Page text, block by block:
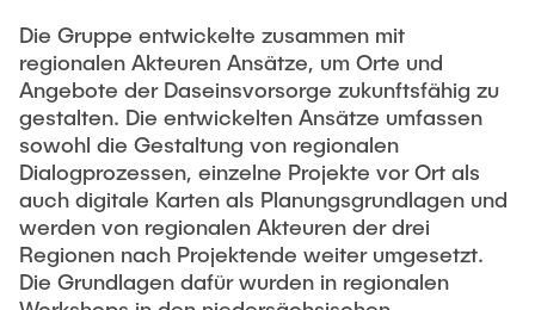
Die Gruppe entwickelte zusammen mit
regionalen Akteuren Ansätze, um Orte und
Angebote der Daseinsvorsorge zukunftsfähig zu
gestalten. Die entwickelten Ansätze umfassen
sowohl die Gestaltung von regionalen
Dialogprozessen, einzelne Projekte vor Ort als
auch digitale Karten als Planungsgrundlagen und
werden von regionalen Akteuren der drei
Regionen nach Projektende weiter umgesetzt.
Die Grundlagen dafür wurden in regionalen